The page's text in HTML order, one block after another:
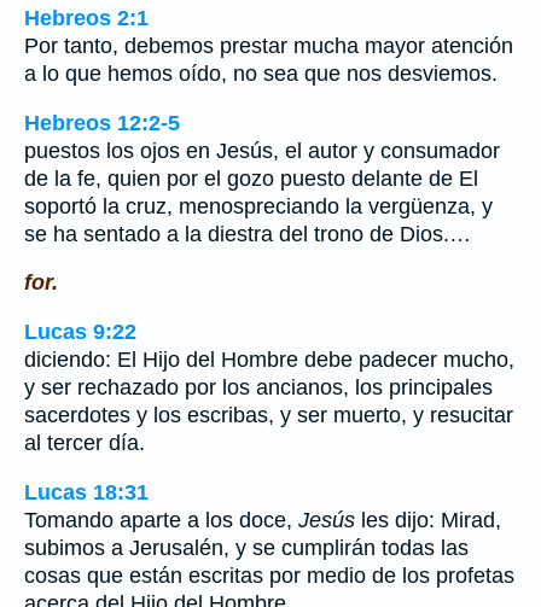
Hebreos 2:1
Por tanto, debemos prestar mucha mayor atención
a lo que hemos oído, no sea que nos desviemos.
Hebreos 12:2-5
puestos los ojos en Jesús, el autor y consumador
de la fe, quien por el gozo puesto delante de El
soportó la cruz, menospreciando la vergüenza, y
se ha sentado a la diestra del trono de Dios.…
for.
Lucas 9:22
diciendo: El Hijo del Hombre debe padecer mucho,
y ser rechazado por los ancianos, los principales
sacerdotes y los escribas, y ser muerto, y resucitar
al tercer día.
Lucas 18:31
Tomando aparte a los doce, Jesús les dijo: Mirad,
subimos a Jerusalén, y se cumplirán todas las
cosas que están escritas por medio de los profetas